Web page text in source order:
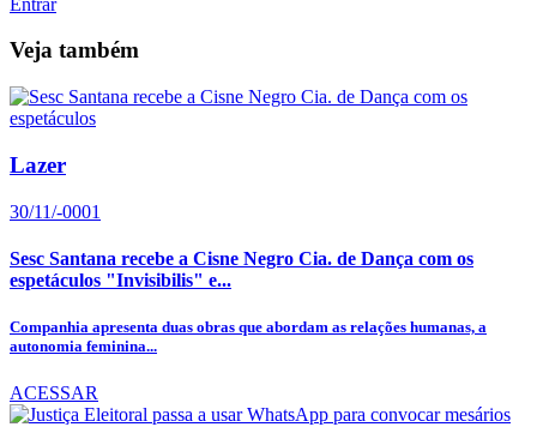
Veja também
Lazer
30/11/-0001
Sesc Santana recebe a Cisne Negro Cia. de Dança com os
espetáculos "Invisibilis" e...
Companhia apresenta duas obras que abordam as relações humanas, a
autonomia feminina...
ACESSAR